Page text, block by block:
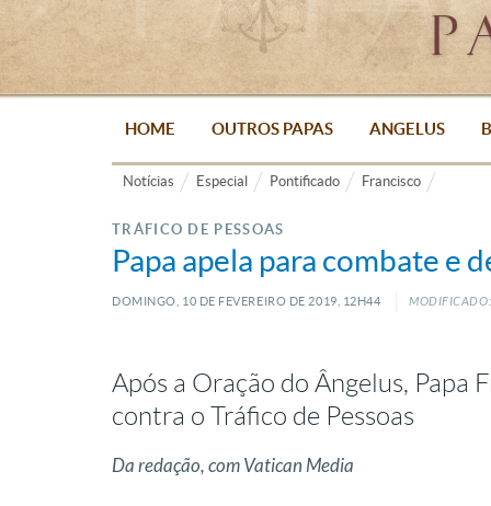
HOME OUTROS PAPAS ANGELUS
Notícias Especial Pontificado Francisco
TRÁFICO DE PESSOAS
Papa apela para combate e
DOMINGO, 10 DE FEVEREIRO DE 2019, 12H44
Após a Oração do Ângelus, Papa
contra o Tráfico de Pessoas
Da redação, com Vatican Media